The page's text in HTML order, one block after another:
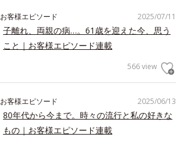
2025/07/11
お客様エピソード
子離れ、両親の病…。61歳を迎えた今、思う
こと｜お客様エピソード連載
566 view
2025/06/13
お客様エピソード
80年代から今まで。時々の流行と私の好きな
もの｜お客様エピソード連載